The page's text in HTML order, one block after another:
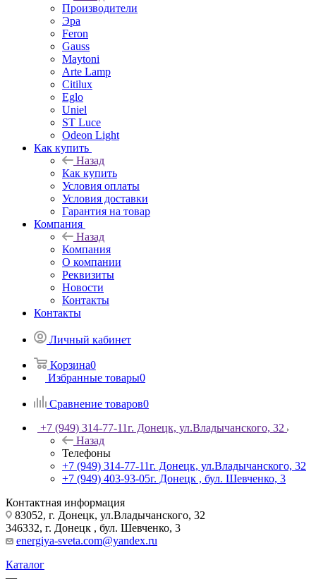
Производители
Эра
Feron
Gauss
Maytoni
Arte Lamp
Citilux
Eglo
Uniel
ST Luce
Odeon Light
Как купить
Назад
Как купить
Условия оплаты
Условия доставки
Гарантия на товар
Компания
Назад
Компания
О компании
Реквизиты
Новости
Контакты
Контакты
Личный кабинет
Корзина0
Избранные товары0
Сравнение товаров0
+7 (949) 314-77-11г. Донецк, ул.Владычанского, 32
Назад
Телефоны
+7 (949) 314-77-11г. Донецк, ул.Владычанского, 32
+7 (949) 403-93-05г. Донецк , бул. Шевченко, 3
Контактная информация
83052, г. Донецк, ул.Владычанского, 32
346332, г. Донецк , бул. Шевченко, 3
energiya-sveta.com@yandex.ru
Каталог